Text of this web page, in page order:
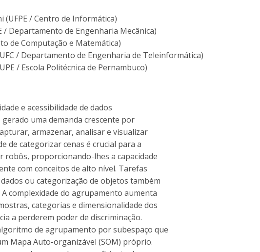
(UFPE / Centro de Informática)
/ Departamento de Engenharia Mecânica)
de Computação e Matemática)
/ Departamento de Engenharia de Teleinformática)
/ Escola Politécnica de Pernambuco)
e acessibilidade de dados
uma demanda crescente por
armazenar, analisar e visualizar
de categorizar cenas é crucial para a
robôs, proporcionando-lhes a capacidade
com conceitos de alto nível. Tarefas
ou categorização de objetos também
complexidade do agrupamento aumenta
categorias e dimensionalidade dos
a perderem poder de discriminação.
de agrupamento por subespaço que
Mapa Auto-organizável (SOM) próprio.